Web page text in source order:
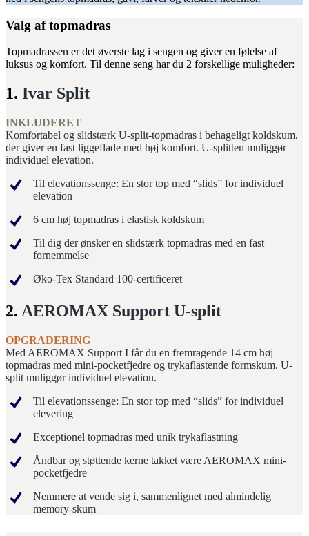
Valg af topmadras
Topmadrassen er det øverste lag i sengen og giver en følelse af
luksus og komfort. Til denne seng har du 2 forskellige muligheder:
1. Ivar Split
INKLUDERET
Komfortabel og slidstærk U-split-topmadras i behageligt koldskum,
der giver en fast liggeflade med høj komfort. U-splitten muliggør
individuel elevation.
Til elevationssenge: En stor top med “slids” for individuel
elevation
6 cm høj topmadras i elastisk koldskum
Til dig der ønsker en slidstærk topmadras med en fast
fornemmelse
Øko-Tex Standard 100-certificeret
2. AEROMAX Support U-split
OPGRADERING
Med AEROMAX Support I får du en fremragende 14 cm høj
topmadras med mini-pocketfjedre og trykaflastende formskum. U-
split muliggør individuel elevation.
Til elevationssenge: En stor top med “slids” for individuel
elevering
Exceptionel topmadras med unik trykaflastning
Åndbar og støttende kerne takket være AEROMAX mini-
pocketfjedre
Nemmere at vende sig i, sammenlignet med almindelig
memory-skum